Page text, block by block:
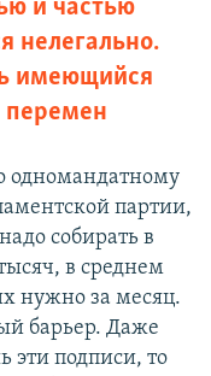
и частью
нелегально.
имеющийся
перемен
одномандатному
партии,
собирать в
в среднем
нужно за месяц.
барьер. Даже
эти подписи, то